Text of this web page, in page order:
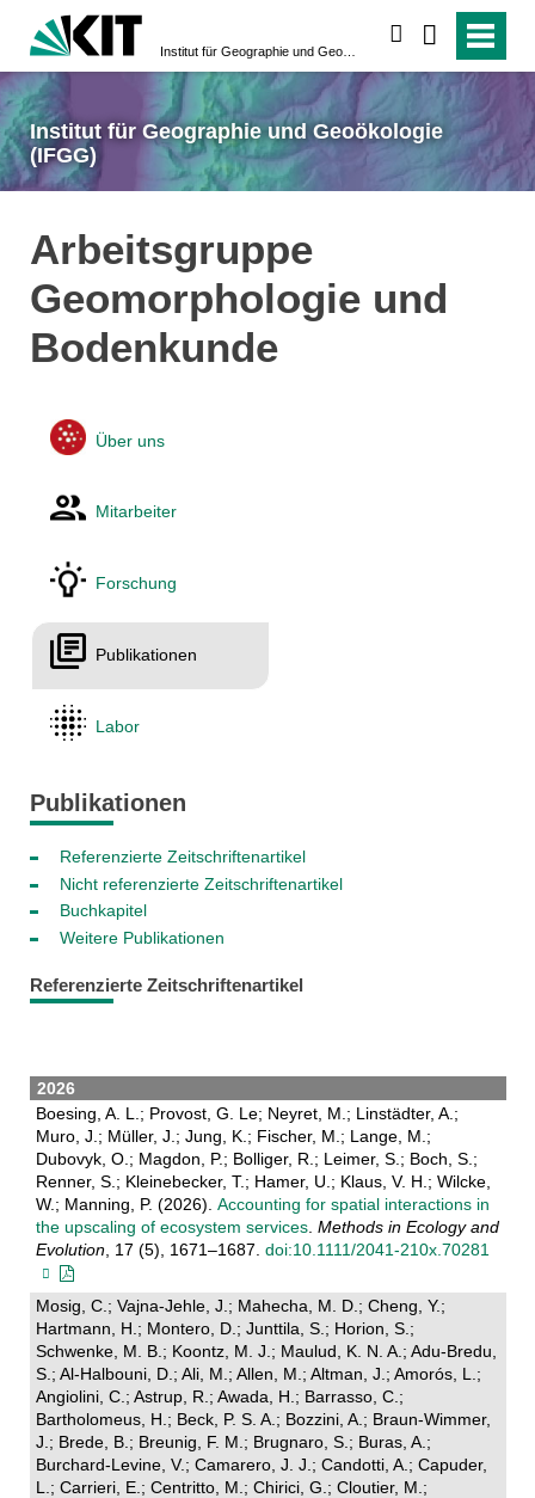
Institut für Geographie und Geoökologie
(IFGG)
Arbeitsgruppe
Geomorphologie und
Bodenkunde
Über uns
Mitarbeiter
Forschung
Publikationen
Labor
Publikationen
Referenzierte Zeitschriftenartikel
Nicht referenzierte Zeitschriftenartikel
Buchkapitel
Weitere Publikationen
Referenzierte Zeitschriftenartikel
2026
Boesing, A. L.; Provost, G. Le; Neyret, M.; Linstädter, A.;
Muro, J.; Müller, J.; Jung, K.; Fischer, M.; Lange, M.;
Dubovyk, O.; Magdon, P.; Bolliger, R.; Leimer, S.; Boch, S.;
Renner, S.; Kleinebecker, T.; Hamer, U.; Klaus, V. H.; Wilcke,
W.; Manning, P. (2026). Accounting for spatial interactions in
the upscaling of ecosystem services. Methods in Ecology and
Evolution, 17 (5), 1671–1687. doi:10.1111/2041-210x.70281
Mosig, C.; Vajna-Jehle, J.; Mahecha, M. D.; Cheng, Y.;
Hartmann, H.; Montero, D.; Junttila, S.; Horion, S.;
Schwenke, M. B.; Koontz, M. J.; Maulud, K. N. A.; Adu-Bredu,
S.; Al-Halbouni, D.; Ali, M.; Allen, M.; Altman, J.; Amorós, L.;
Angiolini, C.; Astrup, R.; Awada, H.; Barrasso, C.;
Bartholomeus, H.; Beck, P. S. A.; Bozzini, A.; Braun-Wimmer,
J.; Brede, B.; Breunig, F. M.; Brugnaro, S.; Buras, A.;
Burchard-Levine, V.; Camarero, J. J.; Candotti, A.; Capuder,
L.; Carrieri, E.; Centritto, M.; Chirici, G.; Cloutier, M.;